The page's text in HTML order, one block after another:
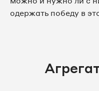
одержать победу в